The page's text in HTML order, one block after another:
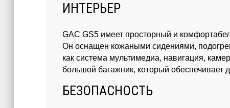
ИНТЕРЬЕР
GAC GS5 имеет просторный и
Он оснащен кожаными сидениями,
как система мультимедиа, навигация,
большой багажник, который обеспечивает
БЕЗОПАСНОСТЬ